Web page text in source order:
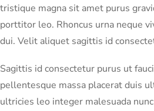
tristique magna sit amet purus
porttitor leo. Rhoncus urna neque
dui. Velit aliquet sagittis id
Sagittis id consectetur purus ut
pellentesque massa placerat duis
ultricies leo integer malesuada